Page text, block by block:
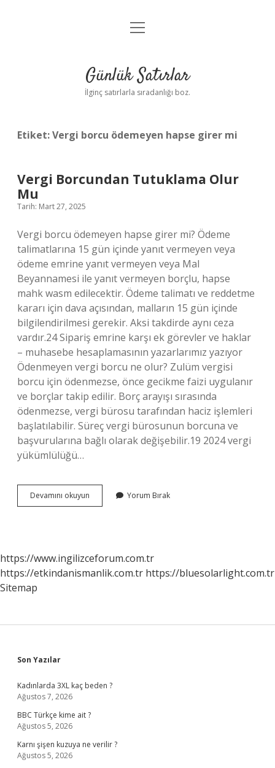
Anasayfa
Yasal Uyarı
menüyü
Günlük Satırlar
İlginç satırlarla sıradanlığı boz.
Etiket:Vergi borcu ödemeyen hapse girer mi
Vergi Borcundan Tutuklama Olur
Mu
Tarih: Mart 27, 2025
Vergi borcu ödemeyen hapse girer mi? Ödeme
talimatlarına 15 gün içinde yanıt vermeyen veya
ödeme emrine yanıt vermeyen veya Mal
Beyannamesi ile yanıt vermeyen borçlu, hapse
mahk wasm edilecektir. Ödeme talimatı ve reddetme
kararı için dava açısından, malların 15 gün içinde
bilgilendirilmesi gerekir. Aksi takdirde aynı ceza
vardır.24 Sipariş emrine karşı ek görevler ve haklar
– muhasebe hesaplamasının yazarlarımız yazıyor
Ödenmeyen vergi borcu ne olur? Zulüm vergisi
borcu için ödenmezse, önce gecikme faizi uygulanır
ve borçlar takip edilir. Borç arayışı sırasında
ödenmezse, vergi bürosu tarafından haciz işlemleri
başlatılabilir. Süreç vergi bürosunun borcuna ve
başvurularına bağlı olarak değişebilir.19 2024 vergi
yükümlülüğü…
Devamını okuyun
Borcundan
Yorum Bırak
https://www.ingilizceforum.com.tr
https://etkindanismanlik.com.tr https://bluesolarlight.com.tr
Sitemap
Sidebar
Son Yazılar
Kadınlarda 3XL kaç beden ?
Ağustos 7, 2026
BBC Türkçe kime ait ?
Ağustos 5, 2026
Karnı şişen kuzuya ne verilir ?
Ağustos 5, 2026